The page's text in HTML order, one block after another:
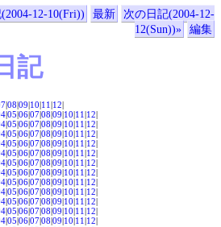
(2004-12-10(Fri)) 最新
次の日記(2004-12-
12(Sun))»
編集
記
|08|09|10|11|12|
|05|06|07|08|09|10|11|12|
|05|06|07|08|09|10|11|12|
|05|06|07|08|09|10|11|12|
|05|06|07|08|09|10|11|12|
|05|06|07|08|09|10|11|12|
|05|06|07|08|09|10|11|12|
|05|06|07|08|09|10|11|12|
|05|06|07|08|09|10|11|12|
|05|06|07|08|09|10|11|12|
|05|06|07|08|09|10|11|12|
|05|06|07|08|09|10|11|12|
|05|06|07|08|09|10|11|12|